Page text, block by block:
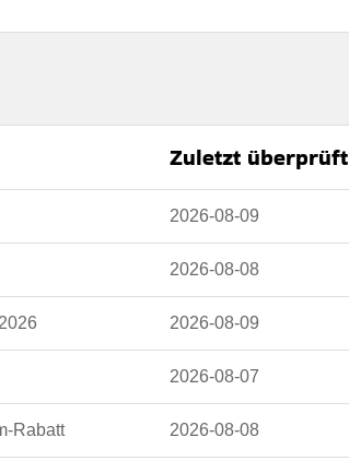
Zuletzt überprüft
2026-08-09
2026-08-08
2026-08-09
2026-08-07
Rabatt 2026-08-08